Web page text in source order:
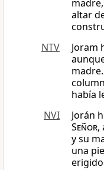
altar
NTV
Joram
había
NVI
Jorán
Señor,
y su
una